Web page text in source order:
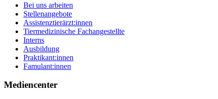
Bei uns arbeiten
Stellenangebote
Assistenztierärzt:innen
Tiermedizinische Fachangestellte
Interns
Ausbildung
Praktikant:innen
Famulant:innen
Mediencenter